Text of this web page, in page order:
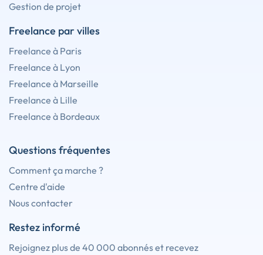
Gestion de projet
Freelance par villes
Freelance à Paris
Freelance à Lyon
Freelance à Marseille
Freelance à Lille
Freelance à Bordeaux
Questions fréquentes
Comment ça marche ?
Centre d'aide
Nous contacter
Restez informé
Rejoignez plus de 40 000 abonnés et recevez